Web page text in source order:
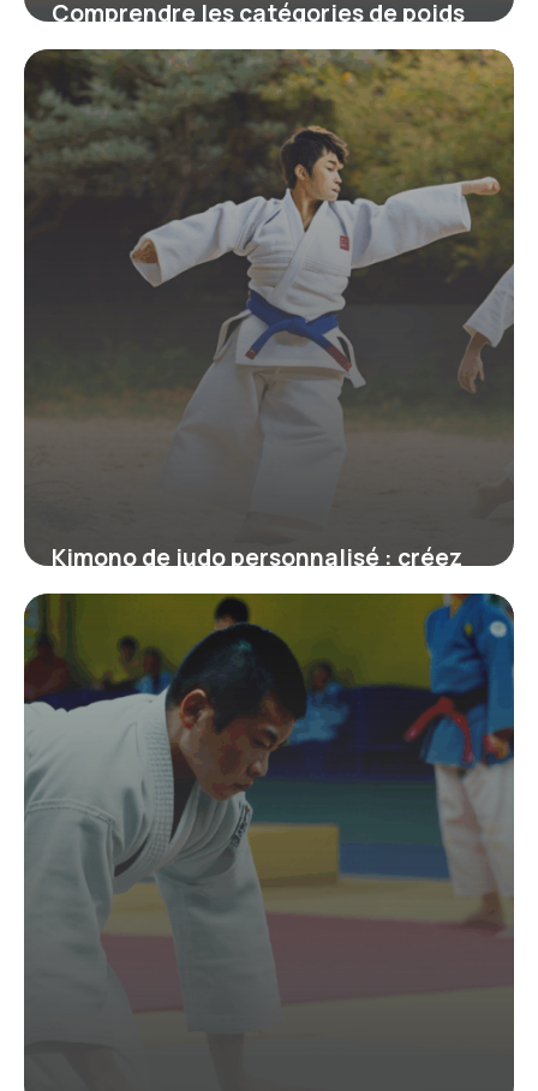
Comprendre les catégories de poids
au judo pour un entraînement et une
compétition équilibrés
19 juin 2026
Kimono de judo personnalisé : créez
un judogi unique à votre image
19 juin 2026